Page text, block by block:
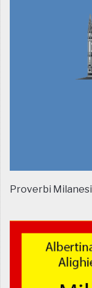
Proverbi Milanesi